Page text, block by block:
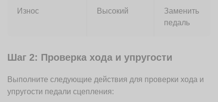
Износ Высокий
Заменить
педаль
Шаг 2: Проверка хода и упругости
Выполните следующие действия для проверки хода и
упругости педали сцепления: